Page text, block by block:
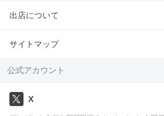
出店について
サイトマップ
公式アカウント
X